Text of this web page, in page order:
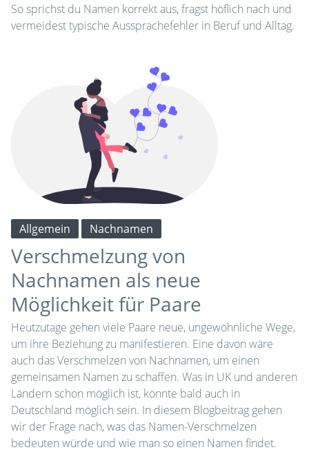
So sprichst du Namen korrekt aus, fragst höflich nach und
vermeidest typische Aussprachefehler in Beruf und Alltag.
Allgemein Nachnamen
Verschmelzung von
Nachnamen als neue
Möglichkeit für Paare
Heutzutage gehen viele Paare neue, ungewöhnliche Wege,
um ihre Beziehung zu manifestieren. Eine davon wäre
auch das Verschmelzen von Nachnamen, um einen
gemeinsamen Namen zu schaffen. Was in UK und anderen
Ländern schon möglich ist, könnte bald auch in
Deutschland möglich sein. In diesem Blogbeitrag gehen
wir der Frage nach, was das Namen-Verschmelzen
bedeuten würde und wie man so einen Namen findet.